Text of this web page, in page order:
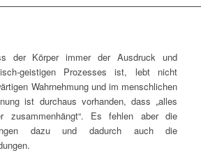
der Körper immer der Ausdruck und
geistigen Prozesses ist, lebt nicht
Wahrnehmung und im menschlichen
ist durchaus vorhanden, dass „alles
zusammenhängt“. Es fehlen aber die
dazu und dadurch auch die